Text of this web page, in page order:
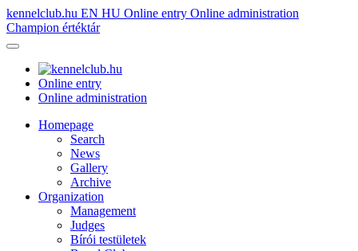
kennelclub.hu EN HU Online entry Online administration
Champion értéktár
Online entry
Online administration
Homepage
Search
News
Gallery
Archive
Organization
Management
Judges
Bírói testületek